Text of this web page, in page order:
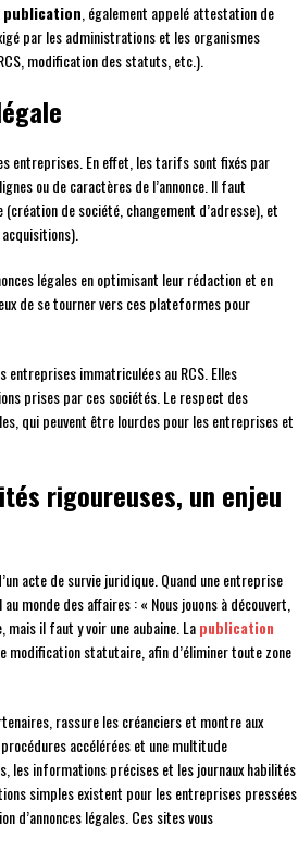
, également appelé attestation de
par les administrations et les organismes
modification des statuts, etc.).
entreprises. En effet, les tarifs sont fixés par
ou de caractères de l’annonce. Il faut
de société, changement d’adresse), et
légales en optimisant leur rédaction et en
de se tourner vers ces plateformes pour
entreprises immatriculées au RCS. Elles
prises par ces sociétés. Le respect des
qui peuvent être lourdes pour les entreprises et
rigoureuses, un enjeu
acte de survie juridique. Quand une entreprise
monde des affaires : « Nous jouons à découvert,
il faut y voir une aubaine. Lapublication
modification statutaire, afin d’éliminer toute zone
rassure les créanciers et montre aux
accélérées et une multitude
les informations précises et les journaux habilités
simples existent pour les entreprises pressées
d’annonces légales. Ces sites vous